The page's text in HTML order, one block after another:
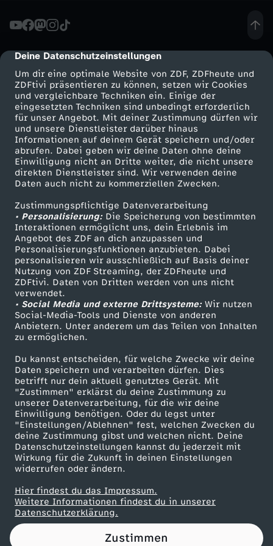
cmp-dialog-description
Deine Datenschutzeinstellungen
Um dir eine optimale Website von ZDF, ZDFheute und
ZDFtivi präsentieren zu können, setzen wir Cookies
und vergleichbare Techniken ein. Einige der
eingesetzten Techniken sind unbedingt erforderlich
für unser Angebot. Mit deiner Zustimmung dürfen wir
und unsere Dienstleister darüber hinaus
Informationen auf deinem Gerät speichern und/oder
abrufen. Dabei geben wir deine Daten ohne deine
Einwilligung nicht an Dritte weiter, die nicht unsere
direkten Dienstleister sind. Wir verwenden deine
Daten auch nicht zu kommerziellen Zwecken.
Zustimmungspflichtige Datenverarbeitung
• Personalisierung:Die Speicherung von bestimmten
Interaktionen ermöglicht uns, dein Erlebnis im
Angebot des ZDF an dich anzupassen und
Personalisierungsfunktionen anzubieten. Dabei
personalisieren wir ausschließlich auf Basis deiner
Nutzung von ZDF Streaming, der ZDFheute und
ZDFtivi. Daten von Dritten werden von uns nicht
verwendet.
• Social Media und externe Drittsysteme:Wir nutzen
Social-Media-Tools und Dienste von anderen
Anbietern. Unter anderem um das Teilen von Inhalten
zu ermöglichen.
Du kannst entscheiden, für welche Zwecke wir deine
Daten speichern und verarbeiten dürfen. Dies
betrifft nur dein aktuell genutztes Gerät. Mit
"Zustimmen" erklärst du deine Zustimmung zu
unserer Datenverarbeitung, für die wir deine
Einwilligung benötigen. Oder du legst unter
"Einstellungen/Ablehnen" fest, welchen Zwecken du
deine Zustimmung gibst und welchen nicht. Deine
Datenschutzeinstellungen kannst du jederzeit mit
Wirkung für die Zukunft in deinen Einstellungen
widerrufen oder ändern.
Hier findest du das Impressum.
Weitere Informationen findest du in unserer
Datenschutzerklärung.
Zustimmen
-
L
ä
s
s
t
d
i
e
P
o
l
i
t
i
k
d
i
Mehr ZDF
ZDF-Apps
Smart TV
ZDFtext
Livestreams
Sendungen A-Z
TV-Programm
Service
ZDFmitreden
Kontakt zum ZDF
Tickets
Zuschauerservice
Hilfe
ZDF Unternehmen
Karriere
ZDF goes Schule
Werbefernsehen
Mainzelmännchen
Partner